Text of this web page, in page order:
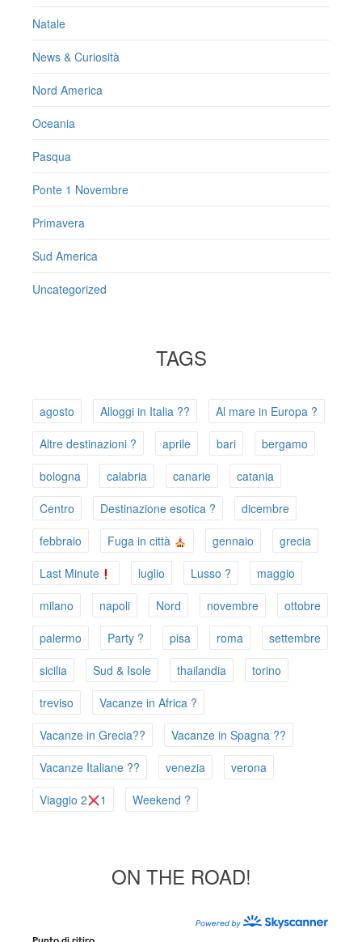
Natale
News & Curiosità
Nord America
Oceania
Pasqua
Ponte 1 Novembre
Primavera
Sud America
Uncategorized
TAGS
agosto Alloggi in Italia ??
Al mare in Europa ?️
Altre destinazioni ?
aprile bari
bergamo
bologna
calabria canarie
catania
Centro
Destinazione esotica ?
dicembre
febbraio
Fuga in città gennaio
grecia
Last Minute
luglio Lusso ?
maggio
milano
napoli Nord novembre
ottobre
palermo
Party ? pisa roma
settembre
sicilia
Sud & Isole thailandia
torino
treviso
Vacanze in Africa ?
Vacanze in Grecia??
Vacanze in Spagna ??
Vacanze Italiane ??
venezia
verona
Viaggio 2
1 Weekend ?
ON THE ROAD!